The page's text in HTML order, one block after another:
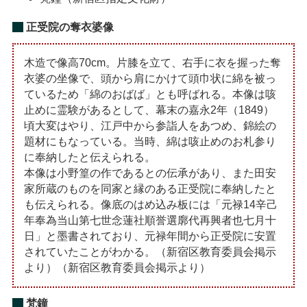
正受院の奪衣婆像
木造で像高70cm。片膝を立て、右手に衣を握った奪
衣婆の坐像で、頭から肩にかけて頭巾状に綿を被っ
ているため「綿のおばば」とも呼ばれる。本像は咳
止めに霊験があるとして、幕末の嘉永2年（1849）
頃大変はやり、江戸中から参詣人をあつめ、錦絵の
題材にもなっている。当時、綿は咳止めのお札参り
に奉納したと伝えられる。
本像は小野篁の作であるとの伝承があり、また田安
家所蔵のものを同家と縁のある正受院に奉納したと
も伝えられる。像底のはめ込み板には「元禄14辛己
年奉為当山第七世念蓮社順誉選廓代再興者也七月十
日」と墨書されており、元禄年間から正受院に安置
されていたことがわかる。（新宿区教育委員会掲示
より）（新宿区教育委員会掲示より）
梵鐘